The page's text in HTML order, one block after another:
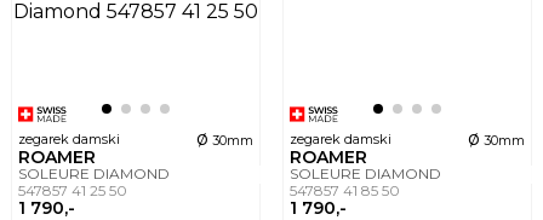
zegarek damski ø 30mm
ROAMER
SOLEURE DIAMOND
547857 41 25 50
1 790,-
zegarek damski ø 30mm
ROAMER
SOLEURE DIAMOND
547857 41 85 50
1 790,-